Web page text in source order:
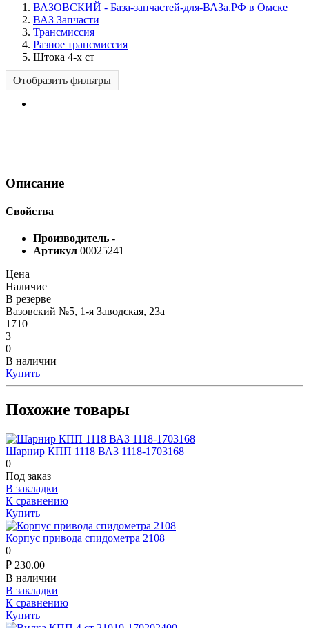
ВАЗОВСКИЙ - База-запчастей-для-ВАЗа.РФ в Омске
ВАЗ Запчасти
Трансмиссия
Разное трансмиссия
Штока 4-х ст
Отобразить фильтры
Описание
Свойства
Производитель -
Артикул 00025241
Цена
Наличие
В резерве
Вазовский №5, 1-я Заводская, 23а
1710
3
0
В наличии
Купить
Похожие товары
Шарнир КПП 1118 ВАЗ 1118-1703168
0
Под заказ
В закладки
К сравнению
Купить
Корпус привода спидометра 2108
0
₽ 230.00
В наличии
В закладки
К сравнению
Купить